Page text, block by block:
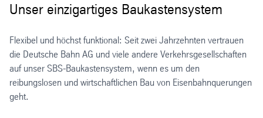
Unser einzigartiges Baukastensystem
Flexibel und höchst funktional: Seit zwei Jahrzehnten vertrauen
die Deutsche Bahn AG und viele andere Verkehrsgesellschaften
auf unser SBS-Baukastensystem, wenn es um den
reibungslosen und wirtschaftlichen Bau von Eisenbahnquerungen
geht.